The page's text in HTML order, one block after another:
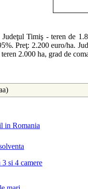
Timiş - teren de
Preţ: 2.200 euro/ha.
2.000 ha, grad de
in Romania
si 4 camere